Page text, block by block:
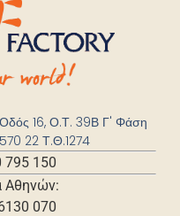
Οδός 16, Ο.Τ. 39Β Γ' Φάση
22 Τ.Θ.1274
795 150
Αθηνών:
070